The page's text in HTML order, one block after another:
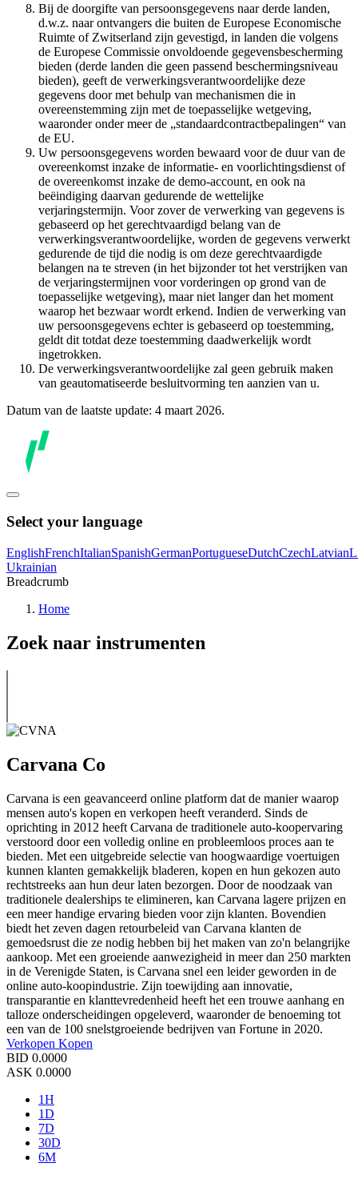
Bij de doorgifte van persoonsgegevens naar derde landen,
d.w.z. naar ontvangers die buiten de Europese Economische
Ruimte of Zwitserland zijn gevestigd, in landen die volgens
de Europese Commissie onvoldoende gegevensbescherming
bieden (derde landen die geen passend beschermingsniveau
bieden), geeft de verwerkingsverantwoordelijke deze
gegevens door met behulp van mechanismen die in
overeenstemming zijn met de toepasselijke wetgeving,
waaronder onder meer de „standaardcontractbepalingen“ van
de EU.
Uw persoonsgegevens worden bewaard voor de duur van de
overeenkomst inzake de informatie- en voorlichtingsdienst of
de overeenkomst inzake de demo-account, en ook na
beëindiging daarvan gedurende de wettelijke
verjaringstermijn. Voor zover de verwerking van gegevens is
gebaseerd op het gerechtvaardigd belang van de
verwerkingsverantwoordelijke, worden de gegevens verwerkt
gedurende de tijd die nodig is om deze gerechtvaardigde
belangen na te streven (in het bijzonder tot het verstrijken van
de verjaringstermijnen voor vorderingen op grond van de
toepasselijke wetgeving), maar niet langer dan het moment
waarop het bezwaar wordt erkend. Indien de verwerking van
uw persoonsgegevens echter is gebaseerd op toestemming,
geldt dit totdat deze toestemming daadwerkelijk wordt
ingetrokken.
De verwerkingsverantwoordelijke zal geen gebruik maken
van geautomatiseerde besluitvorming ten aanzien van u.
Datum van de laatste update: 4 maart 2026.
Select your language
EnglishFrenchItalianSpanishGermanPortugueseDutchCzechLatvian
Ukrainian
Breadcrumb
Home
Zoek naar instrumenten
Carvana Co
Carvana is een geavanceerd online platform dat de manier waarop
mensen auto's kopen en verkopen heeft veranderd. Sinds de
oprichting in 2012 heeft Carvana de traditionele auto-koopervaring
verstoord door een volledig online en probleemloos proces aan te
bieden. Met een uitgebreide selectie van hoogwaardige voertuigen
kunnen klanten gemakkelijk bladeren, kopen en hun gekozen auto
rechtstreeks aan hun deur laten bezorgen. Door de noodzaak van
traditionele dealerships te elimineren, kan Carvana lagere prijzen en
een meer handige ervaring bieden voor zijn klanten. Bovendien
biedt het zeven dagen retourbeleid van Carvana klanten de
gemoedsrust die ze nodig hebben bij het maken van zo'n belangrijke
aankoop. Met een groeiende aanwezigheid in meer dan 250 markten
in de Verenigde Staten, is Carvana snel een leider geworden in de
online auto-koopindustrie. Zijn toewijding aan innovatie,
transparantie en klanttevredenheid heeft het een trouwe aanhang en
talloze onderscheidingen opgeleverd, waaronder de benoeming tot
een van de 100 snelstgroeiende bedrijven van Fortune in 2020.
Verkopen Kopen
BID 0.0000
ASK 0.0000
1H
1D
7D
30D
6M